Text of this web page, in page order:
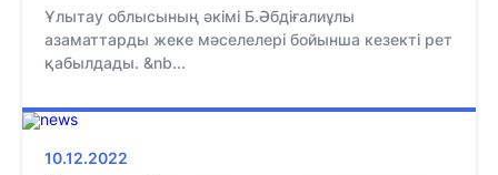
Ұлытау облысының әкімі Б.Әбдіғалиұлы
азаматтарды жеке мәселелері бойынша кезекті рет
қабылдады. &nb...
10.12.2022